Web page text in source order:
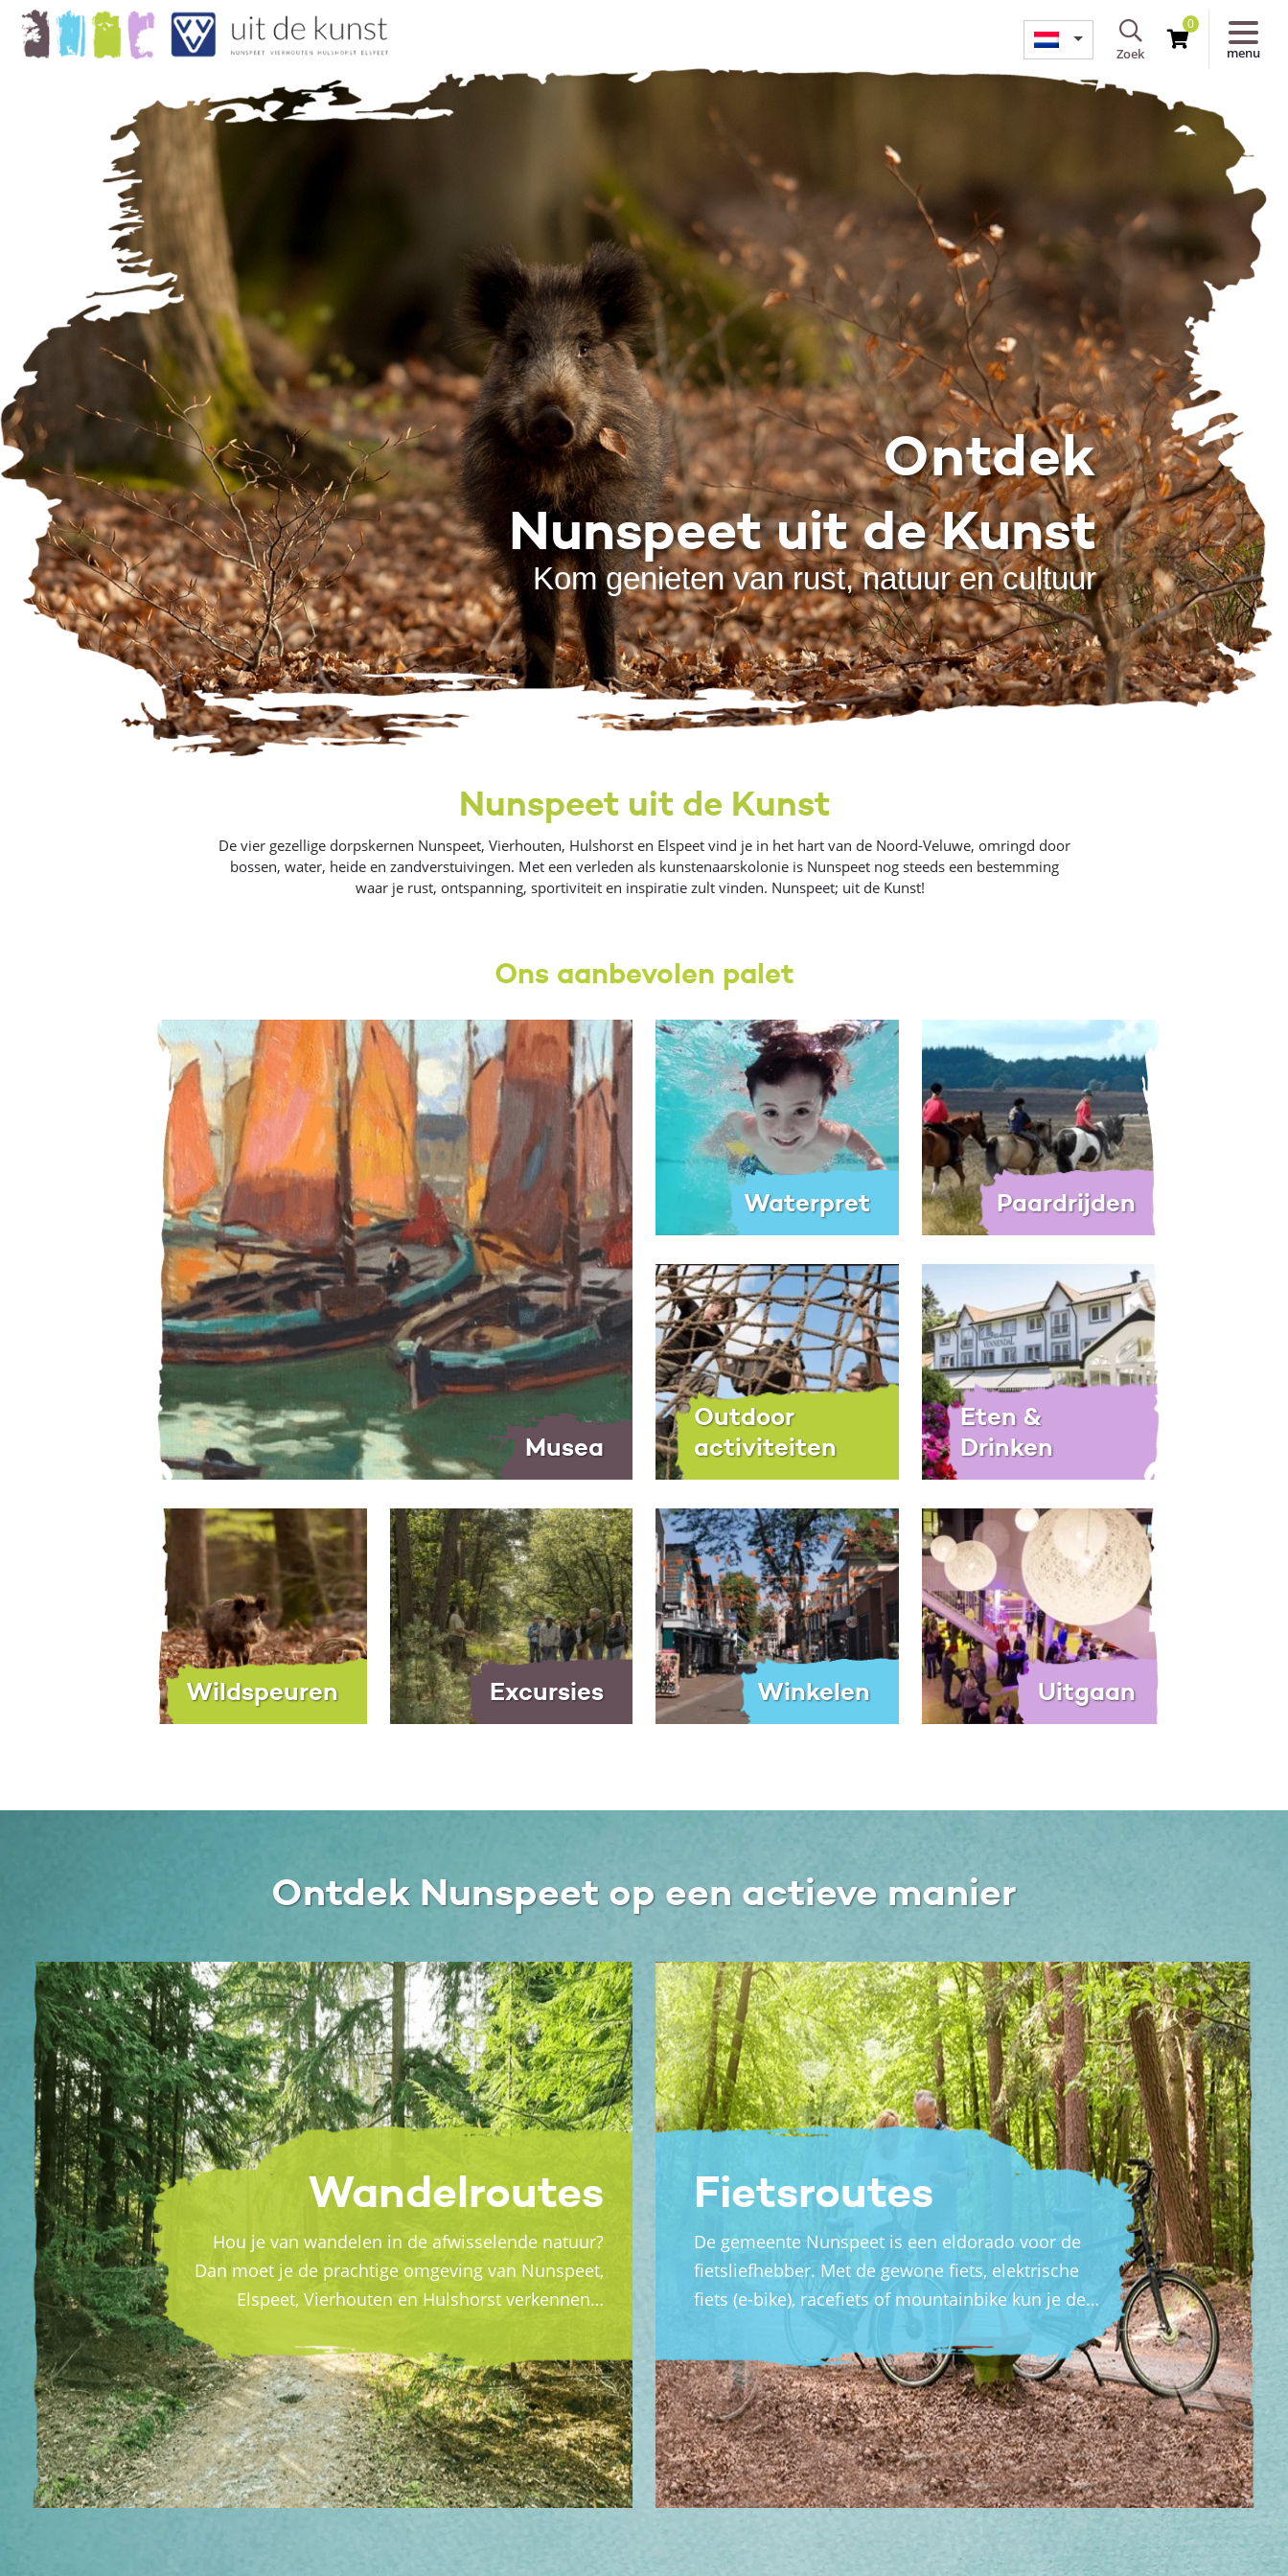
Zoek
0
menu
Ontdek
Nunspeet uit de Kunst
Kom genieten van rust, natuur en cultuur
Nunspeet uit de Kunst
De vier gezellige dorpskernen Nunspeet, Vierhouten, Hulshorst en Elspeet vind je in het hart van de Noord-Veluwe, omringd door
bossen, water, heide en zandverstuivingen. Met een verleden als kunstenaarskolonie is Nunspeet nog steeds een bestemming
waar je rust, ontspanning, sportiviteit en inspiratie zult vinden. Nunspeet; uit de Kunst!
Ons aanbevolen palet
Musea
Wildspeuren Excursies
Waterpret Paardrijden
Outdoor
activiteiten
Eten &
Drinken
Winkelen Uitgaan
Ontdek Nunspeet op een actieve manier
Wandelroutes
Hou je van wandelen in de afwisselende natuur?
Dan moet je de prachtige omgeving van Nunspeet,
Elspeet, Vierhouten en Hulshorst verkennen…
Fietsroutes
De gemeente Nunspeet is een eldorado voor de
fietsliefhebber. Met de gewone fiets, elektrische
fiets (e-bike), racefiets of mountainbike kun je de…